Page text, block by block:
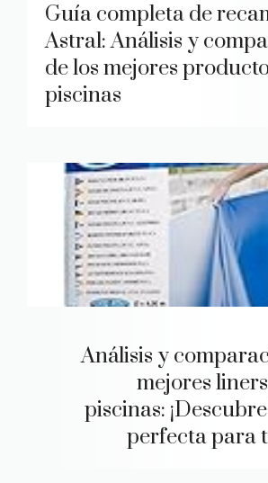
Guía completa de
Astral: Análisis y
de los mejores
piscinas
Análisis y
mejores
piscinas:
perfecta para